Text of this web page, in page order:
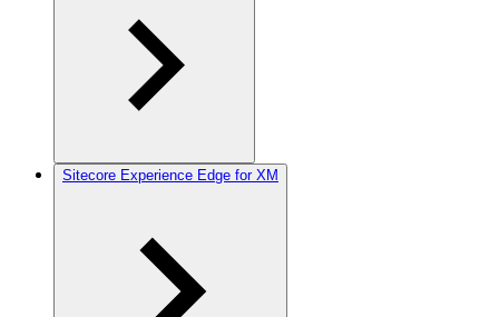
Sitecore Experience Edge for XM